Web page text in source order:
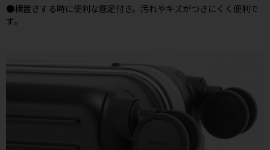
●横置きする時に便利な底足付き。汚れやキズがつきにくく便利で
す。